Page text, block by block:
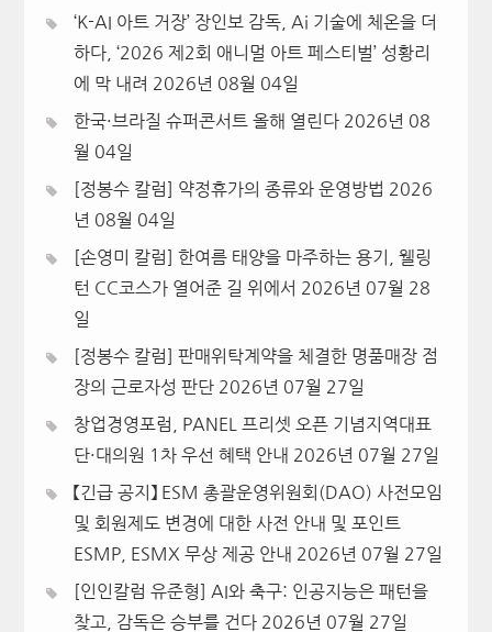
‘K-AI 아트 거장’ 장인보 감독, Ai 기술에 체온을 더
하다, ‘2026 제2회 애니멀 아트 페스티벌’ 성황리
에 막 내려 2026년 08월 04일
한국·브라질 슈퍼콘서트 올해 열린다 2026년 08
월 04일
[정봉수 칼럼] 약정휴가의 종류와 운영방법 2026
년 08월 04일
[손영미 칼럼] 한여름 태양을 마주하는 용기, 웰링
턴 CC코스가 열어준 길 위에서 2026년 07월 28
일
[정봉수 칼럼] 판매위탁계약을 체결한 명품매장 점
장의 근로자성 판단 2026년 07월 27일
창업경영포럼, PANEL 프리셋 오픈 기념지역대표
단·대의원 1차 우선 혜택 안내 2026년 07월 27일
【긴급 공지】 ESM 총괄운영위원회(DAO) 사전모임
및 회원제도 변경에 대한 사전 안내 및 포인트
ESMP, ESMX 무상 제공 안내 2026년 07월 27일
[인인칼럼 유준형] AI와 축구: 인공지능은 패턴을
찾고, 감독은 승부를 건다 2026년 07월 27일